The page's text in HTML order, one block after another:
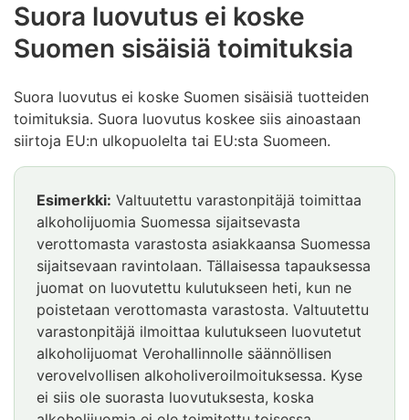
Suora luovutus ei koske
Suomen sisäisiä toimituksia
Suora luovutus ei koske Suomen sisäisiä tuotteiden
toimituksia. Suora luovutus koskee siis ainoastaan
siirtoja EU:n ulkopuolelta tai EU:sta Suomeen.
Esimerkki: Valtuutettu varastonpitäjä toimittaa
alkoholijuomia Suomessa sijaitsevasta
verottomasta varastosta asiakkaansa Suomessa
sijaitsevaan ravintolaan. Tällaisessa tapauksessa
juomat on luovutettu kulutukseen heti, kun ne
poistetaan verottomasta varastosta. Valtuutettu
varastonpitäjä ilmoittaa kulutukseen luovutetut
alkoholijuomat Verohallinnolle säännöllisen
verovelvollisen alkoholiveroilmoituksessa. Kyse
ei siis ole suorasta luovutuksesta, koska